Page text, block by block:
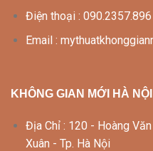
Điện thoại : 090.2357.896
Email :
KHÔNG GIAN MỚI HÀ NỘI
Địa Chỉ : 120 - Hoàng
Xuân - Tp. Hà Nội